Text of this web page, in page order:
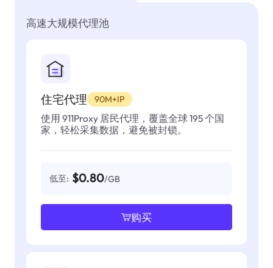
高速大规模代理池
住宅代理 90M+IP
使用 911Proxy 居民代理，覆盖全球 195 个国
家，轻松采集数据，避免被封锁。
低至: $0.80/GB
购买